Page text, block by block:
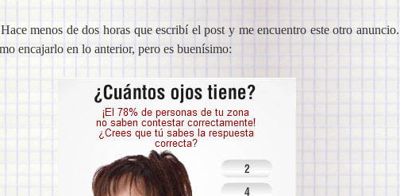
Hace menos de dos horas que escribí el post y me encuentro este otro anuncio.
encajarlo en lo anterior, pero es buenísimo: